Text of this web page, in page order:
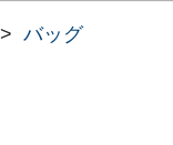
> バッグ